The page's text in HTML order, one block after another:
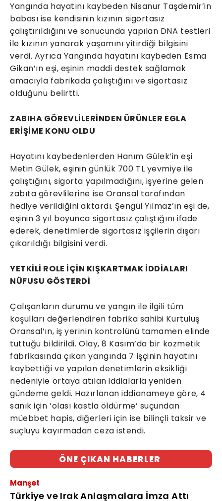
Yangında hayatını kaybeden Nisanur Taşdemir’in
babası ise kendisinin kızının sigortasız
çalıştırıldığını ve sonucunda yapılan DNA testleri
ile kızının yanarak yaşamını yitirdiği bilgisini
verdi. Ayrıca Yangında hayatını kaybeden Esma
Gikan’ın eşi, eşinin maddi destek sağlamak
amacıyla fabrikada çalıştığını ve sigortasız
olduğunu belirtti.
ZABIHA GÖREVLİLERİNDEN ÜRÜNLER EGLA
ERİŞİME KONU OLDU
Hayatını kaybedenlerden Hanım Gülek’in eşi
Metin Gülek, eşinin günlük 700 TL yevmiye ile
çalıştığını, sigorta yapılmadığını, işyerine gelen
zabıta görevlilerine ise Oransal tarafından
hediye verildiğini aktardı. Şengül Yılmaz’ın eşi de,
eşinin 3 yıl boyunca sigortasız çalıştığını ifade
ederek, denetimlerde sigortasız işçilerin dışarı
çıkarıldığı bilgisini verdi.
YETKİLİ ROLE İÇİN KIŞKARTMAK İDDİALARI
NÜFUSU GÖSTERDİ
Çalışanların durumu ve yangın ile ilgili tüm
koşulları değerlendiren fabrika sahibi Kurtuluş
Oransal’ın, iş yerinin kontrolünü tamamen elinde
tuttuğu bildirildi. Olay, 8 Kasım’da bir kozmetik
fabrikasında çıkan yangında 7 işçinin hayatını
kaybettiği ve yapılan denetimlerin eksikliği
nedeniyle ortaya atılan iddialarla yeniden
gündeme geldi. Hazırlanan iddianameye göre, 4
sanık için ‘olası kastla öldürme’ suçundan
müebbet hapis, diğerleri için ise bilinçli taksir ve
suçluyu kayırmadan ceza istendi.
ÖNE ÇIKAN HABERLER
Manşet
Türkiye ve Irak Anlaşmalara İmza Attı